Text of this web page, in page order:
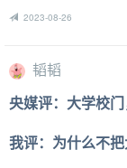
2023-08-26
韬韬
央媒评：大学校门
我评：为什么不